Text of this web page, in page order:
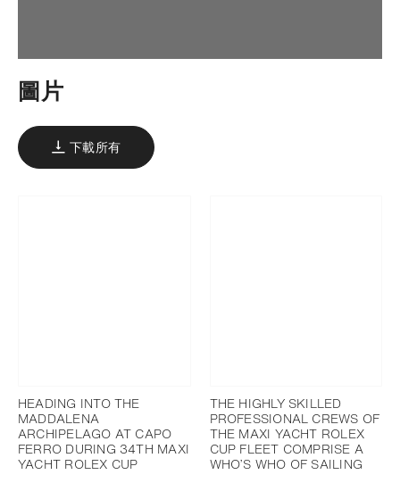
圖片
下載所有
HEADING INTO THE
MADDALENA
ARCHIPELAGO AT CAPO
FERRO DURING 34TH MAXI
YACHT ROLEX CUP
THE HIGHLY SKILLED
PROFESSIONAL CREWS OF
THE MAXI YACHT ROLEX
CUP FLEET COMPRISE A
WHO’S WHO OF SAILING